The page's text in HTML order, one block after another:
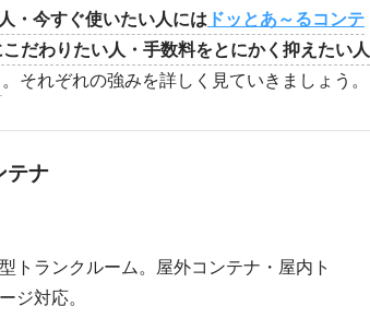
・今すぐ使いたい人には ドッとあ～るコンテ
だわりたい人・手数料をとにかく抑えたい人
。それぞれの強みを詳しく見ていきましょう。
テナ
トランクルーム。屋外コンテナ・屋内ト
ジ対応。